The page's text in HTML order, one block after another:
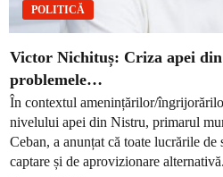
POLITICĂ
Victor Nichituș: Criza apei
problemele…
În contextul amenințărilor/
nivelului apei din Nistru, primarul
Ceban, a anunțat că toate lucrările de
captare și de aprovizionare